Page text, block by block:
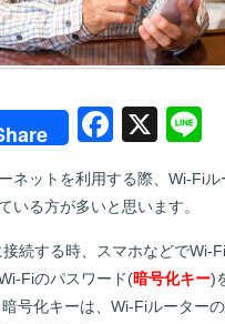
F
c
b
o
X
e
ネットを利用する際、Wi-Fi
いる方が多いと思います。
続する時、スマホなどでWi-
Fiのパスワード(暗号化キー)
号化キーは、Wi-Fiルーター